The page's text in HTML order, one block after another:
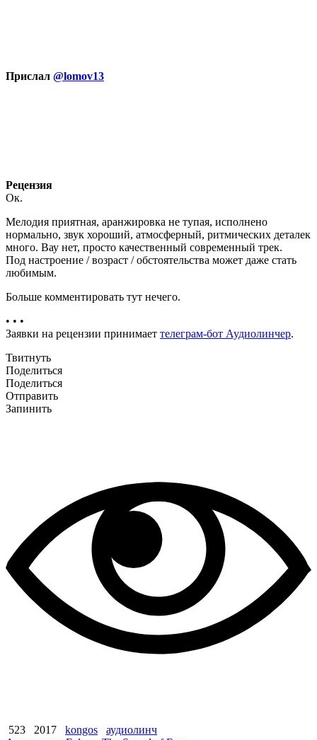
Прислал @lomov13
Рецензия
Ок.
Мелодия приятная, аранжировка не тупая, исполнено
нормально, звук хороший, атмосферный, ритмических деталек
много. Вау нет, просто качественный современный трек.
Под настроение / возраст / обстоятельства может даже стать
любимым.
Больше комментировать тут нечего.
• • •
Заявки на рецензии принимает телеграм-бот Аудиолинчер.
Твитнуть
Поделиться
Поделиться
Отправить
Запинить
523 2017 kongos
аудиолинч